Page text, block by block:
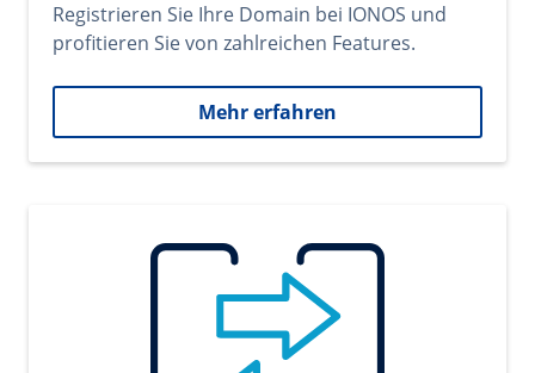
Registrieren Sie Ihre Domain bei IONOS und
profitieren Sie von zahlreichen Features.
Mehr erfahren